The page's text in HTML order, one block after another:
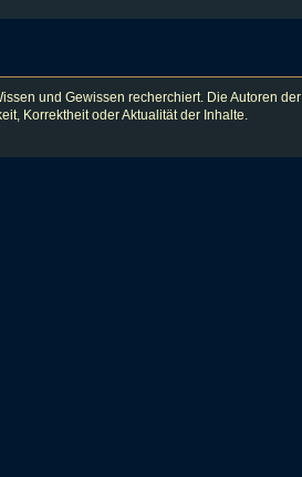
und Gewissen recherchiert. Die Autoren der
Korrektheit oder Aktualität der Inhalte.